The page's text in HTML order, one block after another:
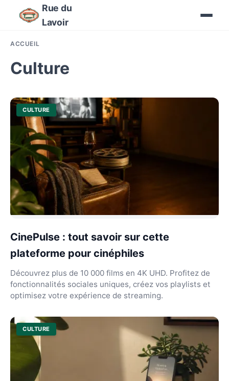
Rue du
Lavoir
ACCUEIL
Culture
CULTURE
CinePulse : tout savoir sur cette
plateforme pour cinéphiles
Découvrez plus de 10 000 films en 4K UHD. Profitez de
fonctionnalités sociales uniques, créez vos playlists et
optimisez votre expérience de streaming.
CULTURE